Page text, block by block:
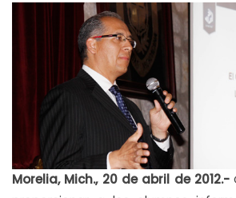
Morelia, Mich., 20 de abril de 2012.-